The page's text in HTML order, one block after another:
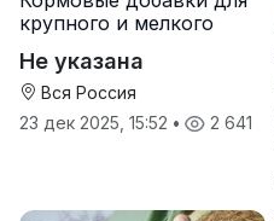
крупного и мелкого
Не указана
Вся Россия
23 дек 2025, 15:52 • 2 641